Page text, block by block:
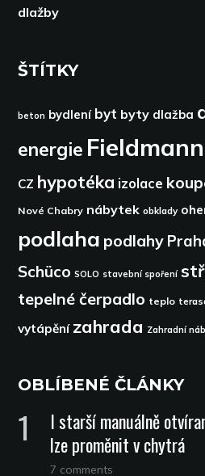
dlažby
ŠTÍTKY
beton bydlení byt byty dlažba
energie Fieldmann
CZ hypotéka izolace
Nové Chabry nábytek obklady
podlaha podlahy
Schüco SOLO stavební spoření
tepelné čerpadlo teplo
vytápění zahrada Zahradní
OBLÍBENÉ ČLÁNKY
I starší manuálně
lze proměnit v chytrá
7 comments